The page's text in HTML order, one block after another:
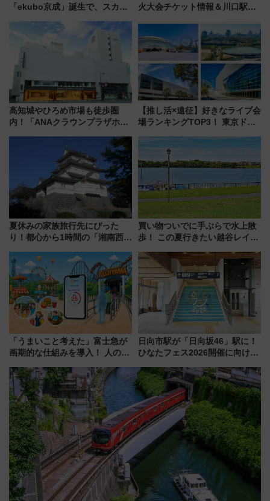
「ekubo京成」誕生で、スカイ
新鎌ヶ谷はどう変わる？ 全テナ
ント情報も公開！
火大会チケット情報＆川口駅か
高知城やひろめ市場も徒歩圏
内！「ANAクラウンプラザホテ
【推し活×遠征】好きなライブ会
場ランキングTOP3！ 東京ドー
由と交通アクセス術、ライブ会
場に何を求める？
夏休みの家族旅行先にぴった
り！都心から1時間の「湘南西エ
島とは異なる魅力を持つ今夏の
注目スポット
買い物ついでに手ぶらで水上散
歩！ この夏行きたい越谷レイク
ア「LAKESIDE PARK」（埼玉
県越谷市）
「うまいこと考えた」富士急が
画期的な仕組みを導入！ 人のか
ん」始動
日向市駅が「日向坂46」駅に！
ひなたフェス2026開催に向けJR
全力応援 夜行列車「ドリーム
おひさま号」も走る